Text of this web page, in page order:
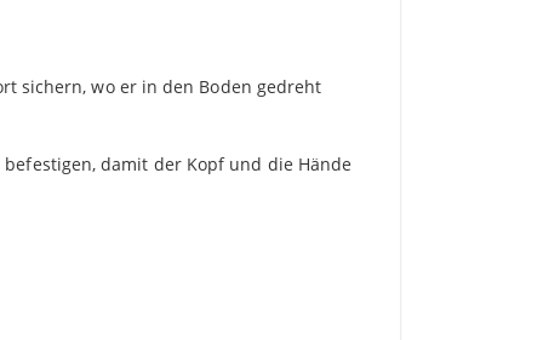
sichern, wo er in den Boden gedreht
damit der Kopf und die Hände